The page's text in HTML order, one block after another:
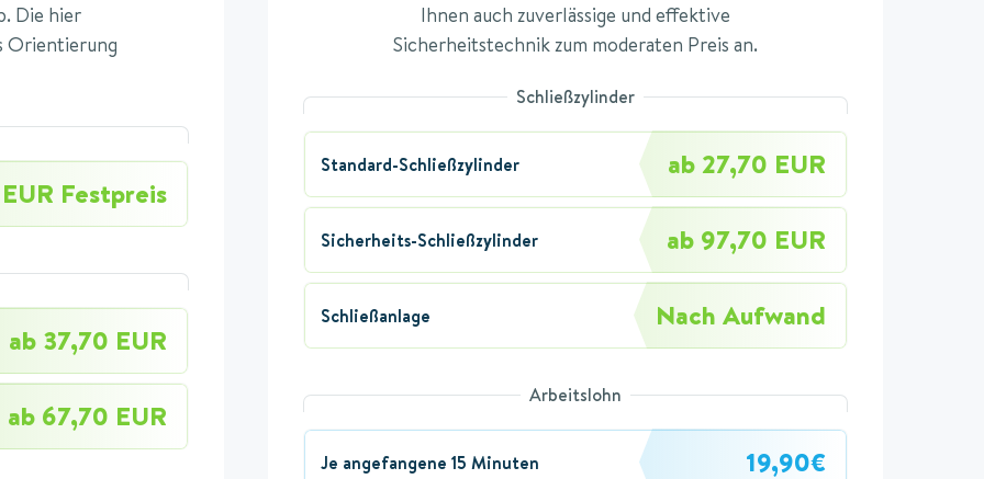
Die hier
Orientierung
Festpreis
ab 37,70 EUR
ab 67,70 EUR
Ihnen auch zuverlässige und effektive
Sicherheitstechnik zum moderaten Preis an.
Schließzylinder
Standard-Schließzylinder ab 27,70 EUR
Sicherheits-Schließzylinder ab 97,70 EUR
Schließanlage Nach Aufwand
Arbeitslohn
Je angefangene 15 Minuten 19,90€